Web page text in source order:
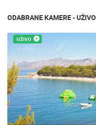
ODABRANE KAMERE - UŽIVO
UŽIVO